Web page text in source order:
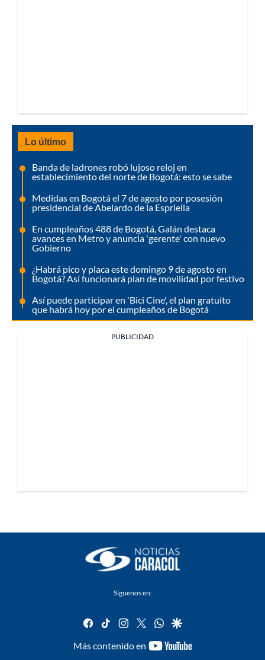
Lo último
Banda de ladrones robó lujoso reloj en
establecimiento del norte de Bogotá: esto se sabe
Medidas en Bogotá el 7 de agosto por posesión
presidencial de Abelardo de la Espriella
En cumpleaños 488 de Bogotá, Galán destaca
avances en Metro y anuncia 'gerente' con nuevo
Gobierno
¿Habrá pico y placa este domingo 9 de agosto en
Bogotá? Así funcionará plan de movilidad por festivo
Así puede participar en 'Bici Cine', el plan gratuito
que habrá hoy por el cumpleaños de Bogotá
PUBLICIDAD
Síguenos en:
facebook
tiktok instagram
twitterwhatsapp
google
Más contenido en
youtube-